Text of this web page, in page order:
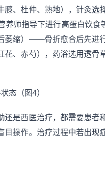
膝、杜仲、熟地），针灸选
养师指导下进行高蛋白饮食
萎缩）——骨折愈合后先进
、赤芍），药浴选用透骨
是西医治疗，都需要患者
目操作。治疗过程中若出现